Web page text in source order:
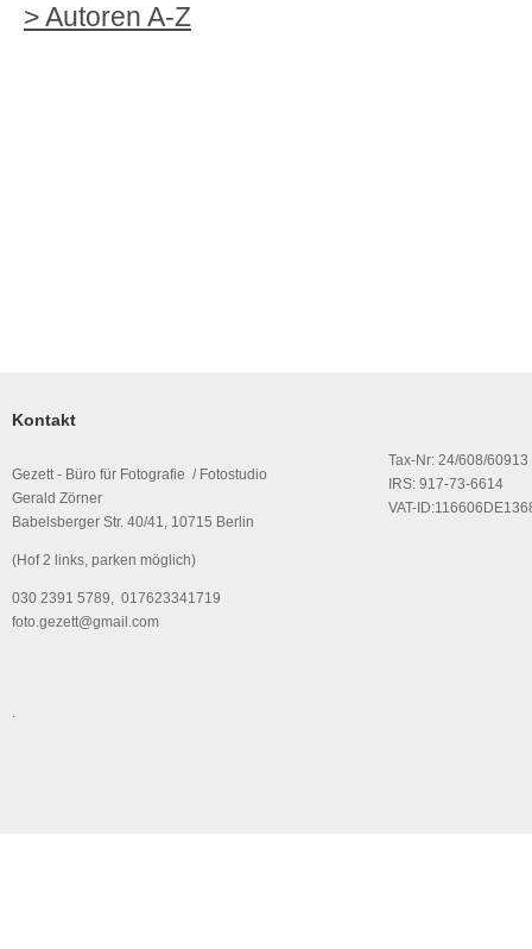
> Autoren A-Z
Kontakt
Gezett - Büro für Fotografie / Fotostudio
Gerald Zörner
Babelsberger Str. 40/41, 10715 Berlin
(Hof 2 links, parken möglich)
030 2391 5789, 017623341719
foto.gezett@gmail.com
Tax-Nr: 24/608/60913
IRS: 917-73-6614
VAT-
.